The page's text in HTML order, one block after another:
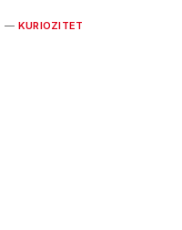
KURIOZITET